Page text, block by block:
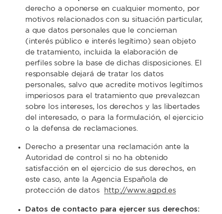
derecho a oponerse en cualquier momento, por
motivos relacionados con su situación particular,
a que datos personales que le conciernan
(interés público e interés legítimo) sean objeto
de tratamiento, incluida la elaboración de
perfiles sobre la base de dichas disposiciones. El
responsable dejará de tratar los datos
personales, salvo que acredite motivos legítimos
imperiosos para el tratamiento que prevalezcan
sobre los intereses, los derechos y las libertades
del interesado, o para la formulación, el ejercicio
o la defensa de reclamaciones.
Derecho a presentar una reclamación ante la
Autoridad de control si no ha obtenido
satisfacción en el ejercicio de sus derechos, en
este caso, ante la Agencia Española de
protección de datos
http://www.agpd.es
Datos de contacto para ejercer sus derechos: